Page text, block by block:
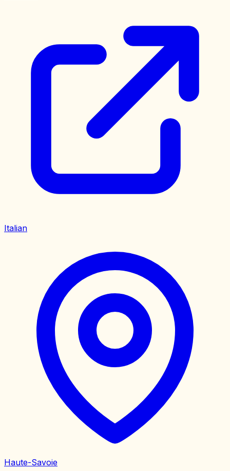
Italian
Haute-Savoie